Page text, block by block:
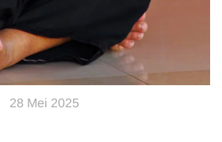
28 Mei 2025